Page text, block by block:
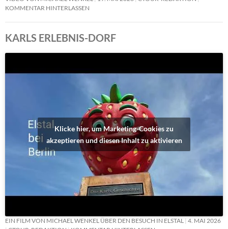
KOMMENTAR HINTERLASSEN
KARLS ERLEBNIS-DORF
Klicke hier, um Marketing-Cookies zu
akzeptieren und diesen Inhalt zu aktivieren
EIN FILM VON MICHAEL WENKEL ÜBER DEN BESUCH IN ELSTAL
4. MAI 2026